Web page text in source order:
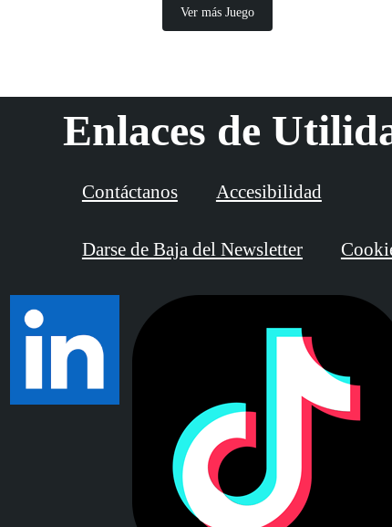
Ver más Juego
Enlaces de
Contáctanos Accesibilidad
Darse de Baja del Newsletter